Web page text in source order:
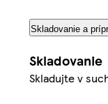
Skladovanie a
Skladovanie
Skladujte v